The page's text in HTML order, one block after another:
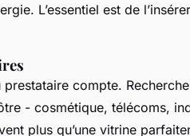
L’essentiel est de
compte.
- cosmétique, télécoms,
plus qu’une vitrine